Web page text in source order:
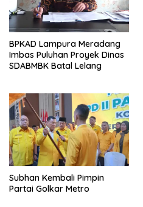
BPKAD Lampura Meradang
Imbas Puluhan Proyek Dinas
SDABMBK Batal Lelang
Subhan Kembali Pimpin
Partai Golkar Metro